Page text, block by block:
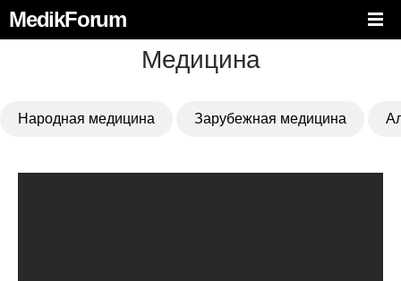
MedikForum
Медицина
Народная медицина Зарубежная медицина